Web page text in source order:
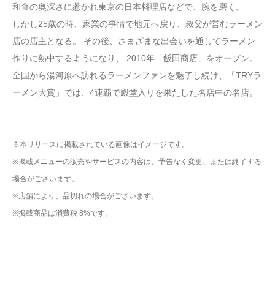
和食の奥深さに惹かれ東京の日本料理店などで、腕を磨く。
しかし25歳の時、家業の事情で地元へ戻り、叔父が営むラーメン
店の店主となる。 その後、さまざまな出会いを通してラーメン
作りに熱中するようになり、 2010年「飯田商店」をオープン。
全国から湯河原へ訪れるラーメンファンを魅了し続け、「TRYラ
ーメン大賞」では、4連覇で殿堂入りを果たした名店中の名店。
※本リリースに掲載されている画像はイメージです。
※掲載メニューの販売やサービスの内容は、予告なく変更、または終了する
場合がございます。
※店舗により、品切れの場合がございます。
※掲載商品は消費税 8%です。